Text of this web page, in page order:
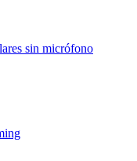
sin micrófono